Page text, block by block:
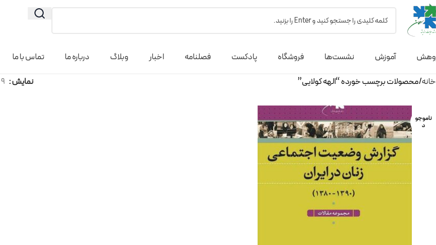
آموزش نشست‌ها فروشگاه پادکست فصلنامه اخبار وبلاگ درباره ما
تماس با ما
خانه محصولات برچسب خورده “الهه کولایی” نمایش 9
ناموجو
د